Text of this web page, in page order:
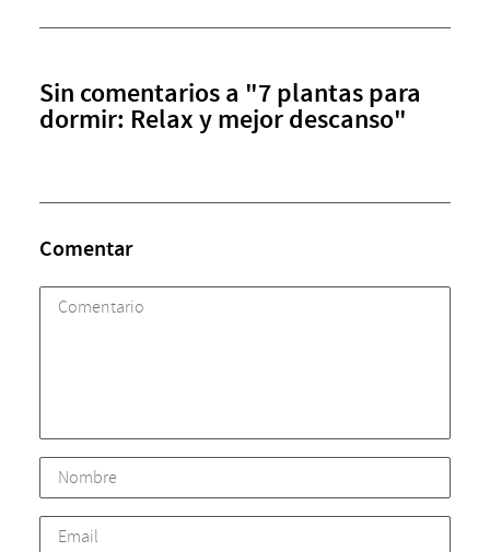
Sin comentarios a "7 plantas para
dormir: Relax y mejor descanso"
Comentar